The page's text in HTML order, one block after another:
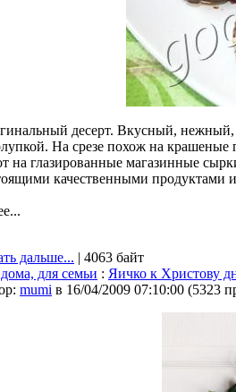
десерт. Вкусный, нежный,
На срезе похож на крашеные
на глазированные магазинные
качественными продуктами
дальше... | 4063 байт
для семьи : Яичко к Христову
mumi в 16/04/2009 07:10:00 (5323